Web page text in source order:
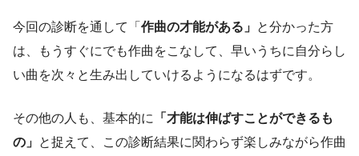
今回の診断を通して「 作曲の才能がある」 と分かった方
は、もうすぐにでも作曲をこなして、早いうちに自分らし
い曲を次々と生み出していけるようになるはずです。
その他の人も、基本的に
「才能は伸ばすことができるも
の」 と捉えて、この診断結果に関わらず楽しみながら作曲